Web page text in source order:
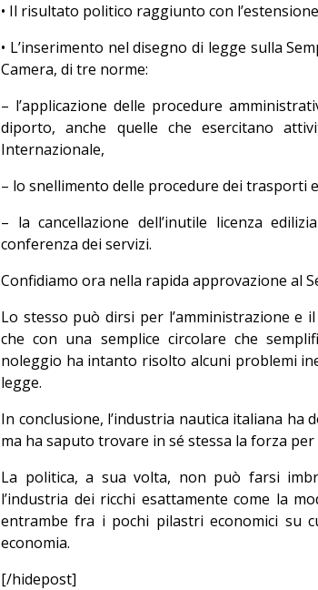
• Il risultato politico raggiunto con
• L’inserimento nel disegno di legge sulla
Camera, di tre norme:
– l’applicazione delle procedure
diporto, anche quelle che esercitano
Internazionale,
– lo snellimento delle procedure dei trasporti
– la cancellazione dell’inutile licenza
conferenza dei servizi.
Confidiamo ora nella rapida approvazione al
Lo stesso può dirsi per l’amministrazione e
che con una semplice circolare che
noleggio ha intanto risolto alcuni problemi
legge.
In conclusione, l’industria nautica italiana
ma ha saputo trovare in sé stessa la forza
La politica, a sua volta, non può farsi
l’industria dei ricchi esattamente come la
entrambe fra i pochi pilastri economici su
economia.
[/hidepost]